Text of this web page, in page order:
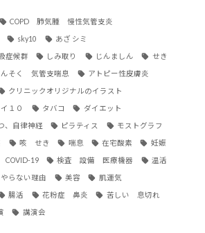
COPD 肺気腫 慢性気管支炎
sky10 あざ シミ
症候群 しみ取り じんましん せき
んそく 気管支喘息 アトピー性皮膚炎
クリニックオリジナルのイラスト
１０ タバコ ダイエット
、自律神経 ピラティス モストグラフ
咳 せき 喘息 在宅酸素 妊娠
COVID-19 検査 設備 医療機器 温活
らない理由 美容 肌運気
腸活 花粉症 鼻炎 苦しい 息切れ
講演会